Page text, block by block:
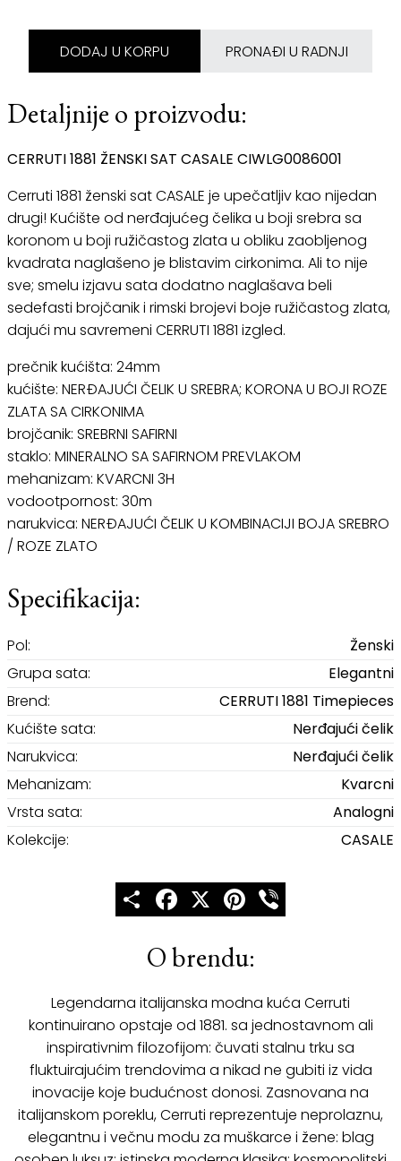
DODAJ U KORPU PRONAĐI U RADNJI
Detaljnije o proizvodu:
CERRUTI 1881 ŽENSKI SAT CASALE CIWLG0086001
Cerruti 1881 ženski sat CASALE je upečatljiv kao nijedan
drugi! Kućište od nerđajućeg čelika u boji srebra sa
koronom u boji ružičastog zlata u obliku zaobljenog
kvadrata naglašeno je blistavim cirkonima. Ali to nije
sve; smelu izjavu sata dodatno naglašava beli
sedefasti brojčanik i rimski brojevi boje ružičastog zlata,
dajući mu savremeni CERRUTI 1881 izgled.
prečnik kućišta: 24mm
kućište: NERĐAJUĆI ČELIK U SREBRA; KORONA U BOJI ROZE
ZLATA SA CIRKONIMA
brojčanik: SREBRNI SAFIRNI
staklo: MINERALNO SA SAFIRNOM PREVLAKOM
mehanizam: KVARCNI 3H
vodootpornost: 30m
narukvica: NERĐAJUĆI ČELIK U KOMBINACIJI BOJA SREBRO
/ ROZE ZLATO
Specifikacija:
Pol:
Ženski
Grupa sata:
Elegantni
Brend:
CERRUTI 1881 Timepieces
Kućište sata:
Nerđajući čelik
Narukvica:
Nerđajući čelik
Mehanizam:
Kvarcni
Vrsta sata:
Analogni
Kolekcije:
CASALE
ShareFacebook
X Pinterest
O brendu:
Legendarna italijanska modna kuća Cerruti
kontinuirano opstaje od 1881. sa jednostavnom ali
inspirativnim filozofijom: čuvati stalnu trku sa
fluktuirajućim trendovima a nikad ne gubiti iz vida
inovacije koje budućnost donosi. Zasnovana na
italijanskom poreklu, Cerruti reprezentuje neprolaznu,
elegantnu i večnu modu za muškarce i žene: blag